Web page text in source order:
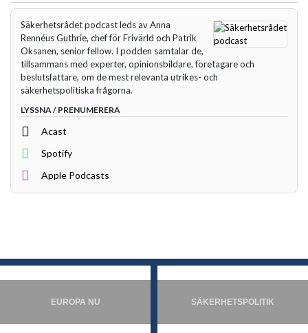
Säkerhetsrådet podcast leds av Anna
Rennéus Guthrie, chef för Frivärld och Patrik
Oksanen, senior fellow. I podden samtalar de,
tillsammans med experter, opinionsbildare, företagare och
beslutsfattare, om de mest relevanta utrikes- och
säkerhetspolitiska frågorna.
LYSSNA / PRENUMERERA
Acast
Spotify
Apple Podcasts
EUROPA NU SÄKERHETSPOLITIK